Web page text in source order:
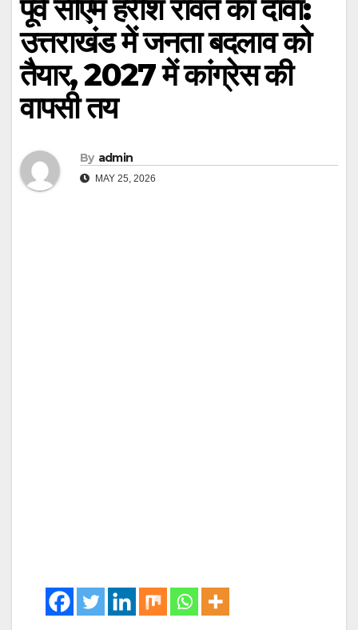
पूर्व सीएम हरीश रावत का दावा:
उत्तराखंड में जनता बदलाव को
तैयार, 2027 में कांग्रेस की
वापसी तय
By admin
MAY 25, 2026